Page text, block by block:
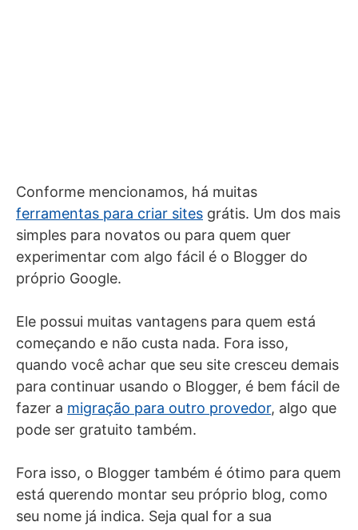
Conforme mencionamos, há muitas
ferramentas para criar sites grátis. Um dos mais
simples para novatos ou para quem quer
experimentar com algo fácil é o Blogger do
próprio Google.
Ele possui muitas vantagens para quem está
começando e não custa nada. Fora isso,
quando você achar que seu site cresceu demais
para continuar usando o Blogger, é bem fácil de
fazer a migração para outro provedor, algo que
pode ser gratuito também.
Fora isso, o Blogger também é ótimo para quem
está querendo montar seu próprio blog, como
seu nome já indica. Seja qual for a sua